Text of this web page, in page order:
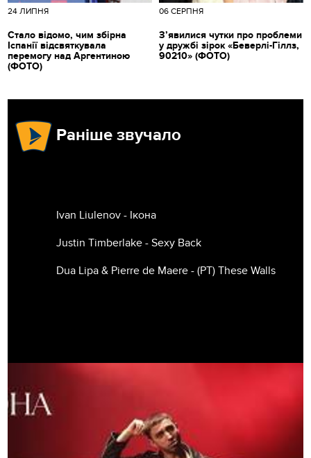
24 ЛИПНЯ
Стало відомо, чим збірна
Іспанії відсвяткувала
перемогу над Аргентиною
(ФОТО)
06 СЕРПНЯ
З’явилися чутки про проблеми
у дружбі зірок «Беверлі-Гіллз,
90210» (ФОТО)
Раніше звучало
Ivan Liulenov - Ікона
Justin Timberlake - Sexy Back
Dua Lipa & Pierre de Maere - (РТ) These Walls